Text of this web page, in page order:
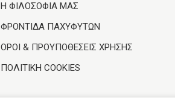
Η ΦΙΛΟΣΟΦΙΑ ΜΑΣ
ΦΡΟΝΤΙΔΑ ΠΑΧΥΦΥΤΩΝ
ΟΡΟΙ & ΠΡΟΥΠΟΘΕΣΕΙΣ ΧΡΗΣΗΣ
ΠΟΛΙΤΙΚΗ COOKIES